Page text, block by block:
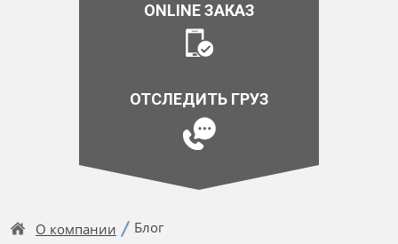
ONLINE ЗАКАЗ
ОТСЛЕДИТЬ ГРУЗ
О компании Блог